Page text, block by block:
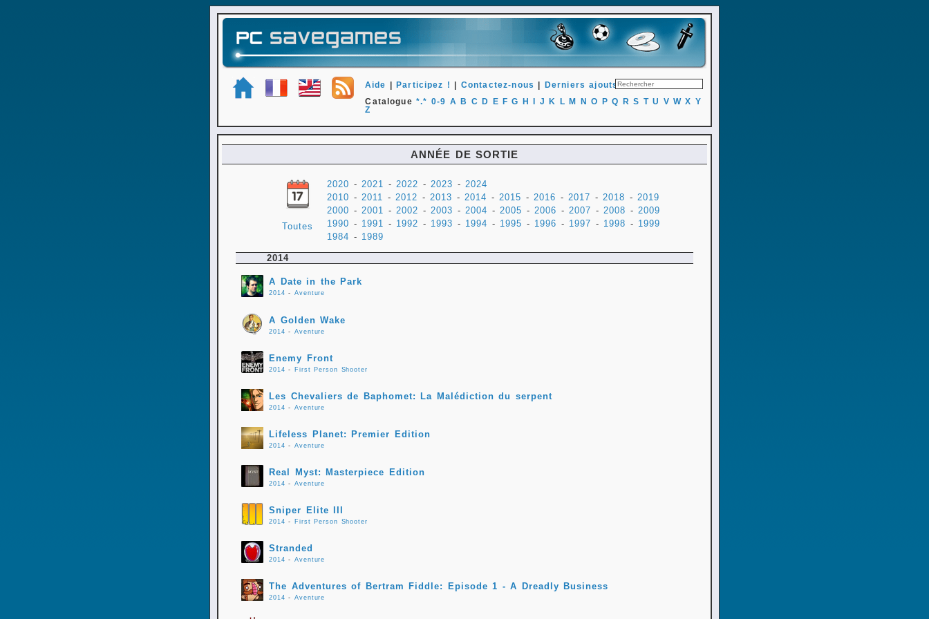
Aide Participez ! Contactez-nous Derniers ajouts
Catalogue*.* 0-9 A B C D E F G H J K L M N O P Q R S T U V W X
Y
Z
ANNÉE DE SORTIE
Toutes
2020 - 2021 - 2022 - 2023 - 2024
2010 - 2011 - 2012 - 2013 - 2014 - 2015 - 2016 - 2017 - 2018 - 2019
2000 - 2001 - 2002 - 2003 - 2004 - 2005 - 2006 - 2007 - 2008 - 2009
1990 - 1991 - 1992 - 1993 - 1994 - 1995 - 1996 - 1997 - 1998 - 1999
1984 - 1989
2014
A Date in the Park
2014 -Aventure
A Golden Wake
2014 -Aventure
Enemy Front
2014 - First Person Shooter
Les Chevaliers de Baphomet: La Malédiction du serpent
2014 -Aventure
Lifeless Planet: Premier Edition
2014 -Aventure
Real Myst: Masterpiece Edition
2014 -Aventure
Sniper Elite III
2014 - First Person Shooter
Stranded
2014 -Aventure
The Adventures of Bertram Fiddle: Episode 1 - A Dreadly Business
2014 -Aventure